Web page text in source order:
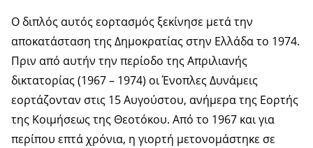
Ο διπλός αυτός εορτασμός ξεκίνησε μετά την
αποκατάσταση της Δημοκρατίας στην Ελλάδα το 1974.
Πριν από αυτήν την περίοδο της Απριλιανής
δικτατορίας (1967 – 1974) οι Ένοπλες Δυνάμεις
εορτάζονταν στις 15 Αυγούστου, ανήμερα της Εορτής
της Κοιμήσεως της Θεοτόκου. Από το 1967 και για
περίπου επτά χρόνια, η γιορτή μετονομάστηκε σε